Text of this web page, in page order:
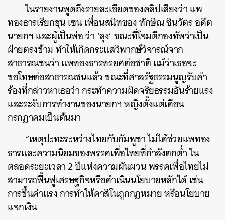
ในรายงานพูดถึงรายละเอียดของคลิปเสียงว่า แพ
ทองธารเรียกฮุน เซน เพื่อนสนิทของ ทักษิณ ชินวัตร อดีต
นายกฯ และผู้เป็นพ่อ ว่า ‘ลุง’ ขณะที่โจมตีกองทัพว่าเป็น
ฝ่ายตรงข้าม ทำให้เกิดกระแสวิพากษ์วิจารณ์จาก
สาธารณชนว่า แพทองธารทรยศต่อชาติ แม้ว่าเธอจะ
ขอโทษต่อสาธารณชนแล้ว ขณะที่ศาลรัฐธรรมนูญรับคำ
ร้องที่กล่าวหาเธอว่า กระทำความผิดจริยธรรมอันร้ายแรง
และระงับการทำงานของนายกฯ หญิงตั้งแต่เดือน
กรกฎาคมเป็นต้นมา
“เหตุปะทะระหว่างไทยกับกัมพูชา ไม่ได้ช่วยแพทอง
ธารและความนิยมของพรรคเพื่อไทยที่กำลังตกต่ำ ใน
ตลอดระยะเวลา 2 ปีแห่งความผันผวน พรรคเพื่อไทยไม่
สามารถฟื้นฟูเศรษฐกิจหรือดำเนินนโยบายหลักได้ เช่น
การขึ้นค่าแรง การทำให้คาสิโนถูกกฎหมาย หรือนโยบาย
แจกเงิน